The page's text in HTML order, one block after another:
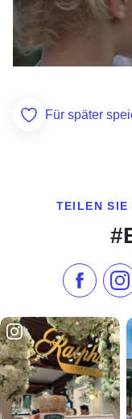
Add to Favorites
Für später
TEILEN SIE
Liken